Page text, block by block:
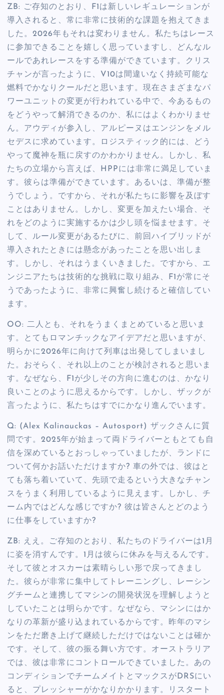
ZB: ご存知のとおり、F1は新しいレギュレーションが
導入されると、常に非常に技術的な課題を抱えてきま
した。2026年もそれは変わりません。私たちはレース
に参加できることを嬉しく思っていますし、どんなル
ールであれレースをする準備ができています。クリス
チャンが言ったように、V10は間違いなく持続可能な
燃料でかなりクールだと思います。現在さまざまなパ
ワーユニットの変更が行われている中で、今あるもの
をどうやって解消できるのか、私にはよくわかりませ
ん。アウディが参入し、アルピーヌはエンジンをメル
セデスに求めています。ロジスティック的には、どう
やって魔神を瓶に戻すのかわかりません。しかし、私
たちの立場から言えば、HPPには非常に満足していま
す。彼らは準備ができています。あるいは、準備が整
うでしょう。ですから、それが私たちに影響を及ぼす
ことはありません。しかし、変更を加えたい場合、そ
れをどのように実施するかは少し頭を悩ませます。そ
して、ルール変更があるたびに、前回ハイブリッドが
導入されたときには懸念があったことを思い出しま
す。しかし、それはうまくいきました。ですから、エ
ンジニアたちは技術的な挑戦に取り組み、F1が常にそ
うであったように、非常に興奮し続けると確信してい
ます。
OO: 二人とも、それをうまくまとめていると思いま
す。とてもロマンチックなアイデアだと思いますが、
明らかに2026年に向けて列車は出発してしまいまし
た。おそらく、それ以上のことが検討されると思いま
す。なぜなら、F1が少しその方向に進むのは、かなり
良いことのように思えるからです。しかし、ザックが
言ったように、私たちはすでにかなり進んでいます。
Q: (Alex Kalinauckas – Autosport) ザックさんに質
問です。2025年が始まって両ドライバーともとても自
信を深めているとおっしゃっていましたが、ランドに
ついて何かお話いただけますか? 車の外では、彼はと
ても落ち着いていて、先頭で走るという大きなチャン
スをうまく利用しているように見えます。しかし、チ
ーム内ではどんな感じですか? 彼は皆さんとどのよう
に仕事をしていますか?
ZB: ええ。ご存知のとおり、私たちのドライバーは1月
に姿を消すんです。1月は彼らに休みを与えるんです。
そして彼とオスカーは素晴らしい形で戻ってきまし
た。彼らが非常に集中してトレーニングし、レーシン
グチームと連携してマシンの開発状況を理解しようと
していたことは明らかです。なぜなら、マシンにはか
なりの革新が盛り込まれているからです。昨年のマシ
ンをただ磨き上げて継続しただけではないことは確か
です。そして、彼の振る舞い方です。オーストラリア
では、彼は非常にコントロールできていました。あの
コンディションでチームメイトとマックスがDRSにい
ると、プレッシャーがかなりかかります。リスタート